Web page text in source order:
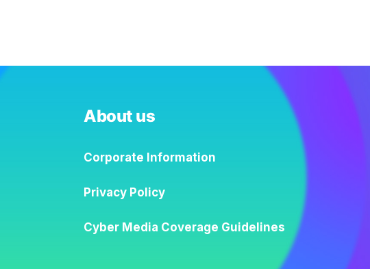
About us
Corporate Information
Privacy Policy
Cyber Media Coverage Guidelines